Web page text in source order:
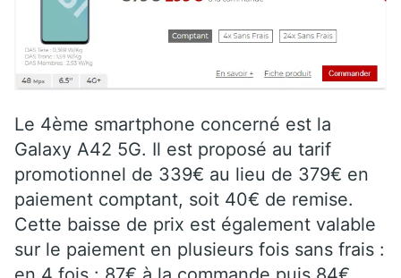
Le 4ème smartphone concerné est la
Galaxy A42 5G. Il est proposé au tarif
promotionnel de 339€ au lieu de 379€ en
paiement comptant, soit 40€ de remise.
Cette baisse de prix est également valable
sur le paiement en plusieurs fois sans frais :